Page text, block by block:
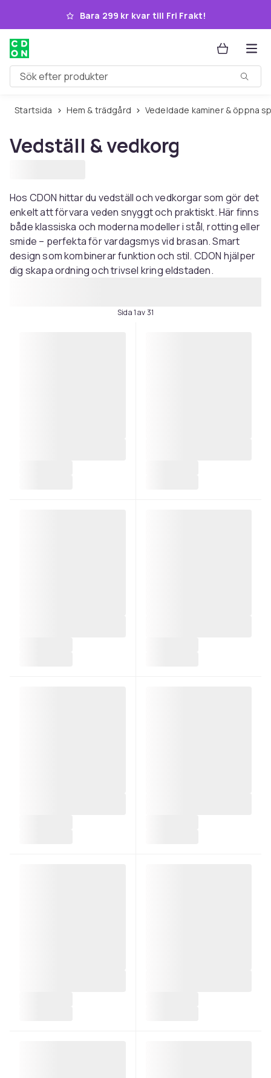
Hoppa till huvudinnehållet
Bara 299 kr kvar till Fri Frakt!
Sök efter produkter
Startsida Hem & trädgård Vedeldade kaminer & öppna
Vedställ & vedkorg
Hos CDON hittar du vedställ och vedkorgar som gör det
enkelt att förvara veden snyggt och praktiskt. Här finns
både klassiska och moderna modeller i stål, rotting eller
smide – perfekta för vardagsmys vid brasan. Smart
design som kombinerar funktion och stil. CDON hjälper
dig skapa ordning och trivsel kring eldstaden.
Sida 1 av 31